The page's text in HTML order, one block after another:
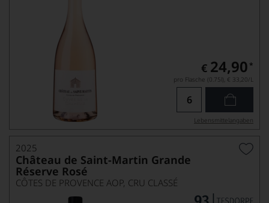
€ 24,90 *
pro Flasche (0.75l), € 33,20/L
Lebensmittel­angaben
2025
Château de Saint-Martin Grande
Réserve Rosé
CÔTES DE PROVENCE AOP, CRU CLASSÉ